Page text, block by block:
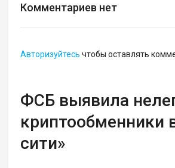
Комментариев нет
Авторизуйтесь чтобы оставлять
ФСБ выявила
криптообменники
сити»